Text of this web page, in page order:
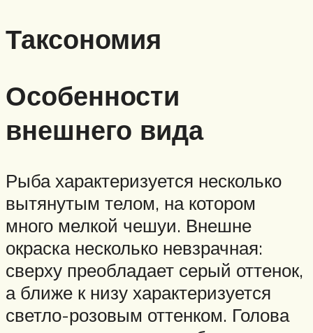
Таксономия
Особенности
внешнего вида
Рыба характеризуется несколько
вытянутым телом, на котором
много мелкой чешуи. Внешне
окраска несколько невзрачная:
сверху преобладает серый оттенок,
а ближе к низу характеризуется
светло-розовым оттенком. Голова